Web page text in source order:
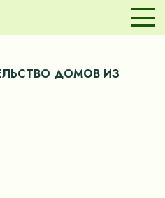
ДОМОВ ИЗ